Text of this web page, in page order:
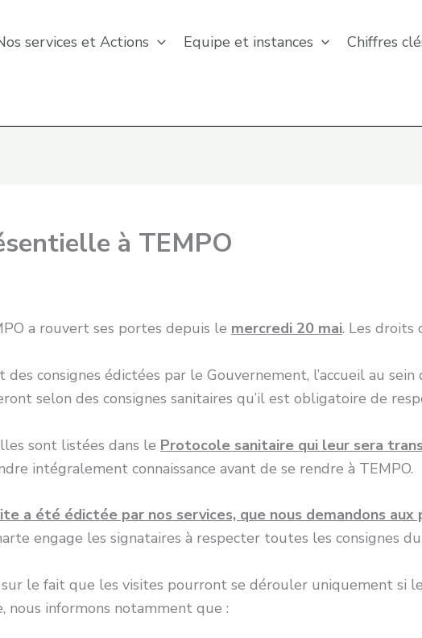
services et Actions Equipe et instances Chiffres
à TEMPO
a rouvert ses portes depuis le mercredi 20 mai. Les droits
consignes édictées par le Gouvernement, l’accueil au sein
selon des consignes sanitaires qu’il est obligatoire de
sont listées dans le Protocole sanitaire qui leur sera
intégralement connaissance avant de se rendre à TEMPO.
a été édictée par nos services, que nous demandons
engage les signataires à respecter toutes les consignes
le fait que les visites pourront se dérouler uniquement si
nous informons notamment que :